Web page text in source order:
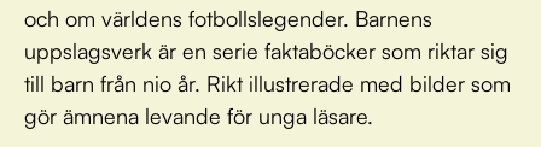
och om världens fotbollslegender. Barnens
uppslagsverk är en serie faktaböcker som riktar sig
till barn från nio år. Rikt illustrerade med bilder som
gör ämnena levande för unga läsare.